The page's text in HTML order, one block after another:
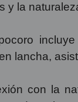
y la
lancha,
con la